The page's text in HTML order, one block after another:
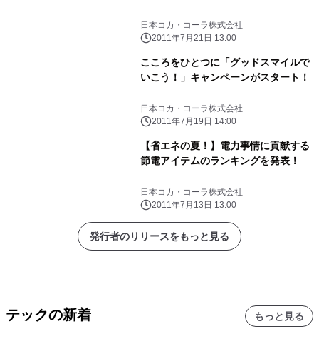
日本コカ・コーラ株式会社
2011年7月21日 13:00
こころをひとつに「グッドスマイルで
いこう！」キャンペーンがスタート！
日本コカ・コーラ株式会社
2011年7月19日 14:00
【省エネの夏！】電力事情に貢献する
節電アイテムのランキングを発表！
日本コカ・コーラ株式会社
2011年7月13日 13:00
発行者のリリースをもっと見る
テックの新着 もっと見る